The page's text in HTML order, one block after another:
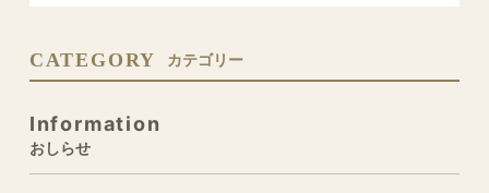
CATEGORY カテゴリー
Information
おしらせ